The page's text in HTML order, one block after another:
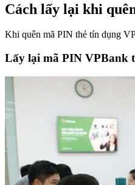
Cách lấy lại khi
Khi quên mã PIN thẻ tín dụng
Lấy lại mã PIN VPBank